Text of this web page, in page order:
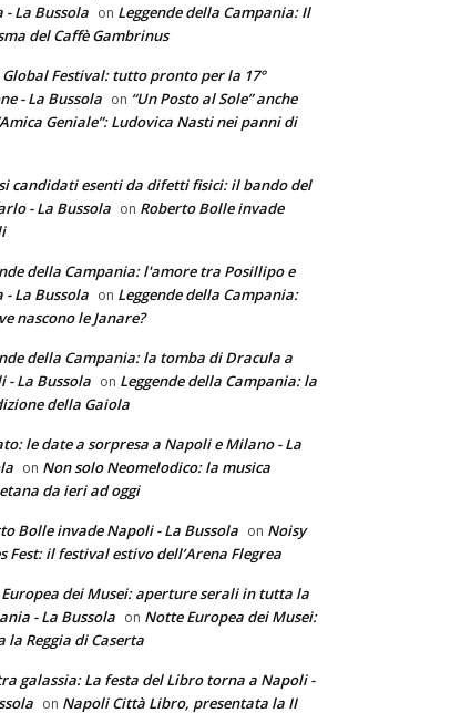
- La Bussola on Leggende della Campania: Il
del Caffè Gambrinus
Global Festival: tutto pronto per la 17°
- La Bussola on “Un Posto al Sole” anche
Geniale”: Ludovica Nasti nei panni di
candidati esenti da difetti fisici: il bando del
- La Bussola on Roberto Bolle invade
della Campania: l'amore tra Posillipo e
- La Bussola on Leggende della Campania:
nascono le Janare?
della Campania: la tomba di Dracula a
- La Bussola on Leggende della Campania: la
della Gaiola
le date a sorpresa a Napoli e Milano - La
on Non solo Neomelodico: la musica
da ieri ad oggi
Bolle invade Napoli - La Bussola on Noisy
Fest: il festival estivo dell’Arena Flegrea
dei Musei: aperture serali in tutta la
- La Bussola on Notte Europea dei Musei:
la Reggia di Caserta
galassia: La festa del Libro torna a Napoli -
on Napoli Città Libro, presentata la II